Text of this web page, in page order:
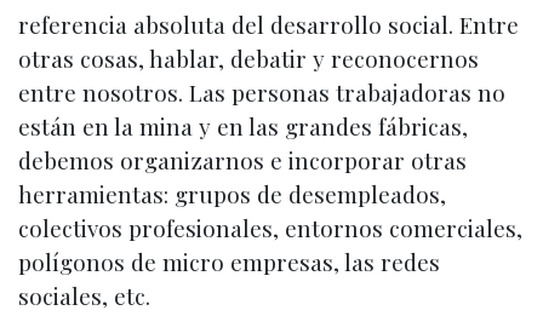
referencia absoluta del desarrollo social. Entre
otras cosas, hablar, debatir y reconocernos
entre nosotros. Las personas trabajadoras no
están en la mina y en las grandes fábricas,
debemos organizarnos e incorporar otras
herramientas: grupos de desempleados,
colectivos profesionales, entornos comerciales,
polígonos de micro empresas, las redes
sociales, etc.